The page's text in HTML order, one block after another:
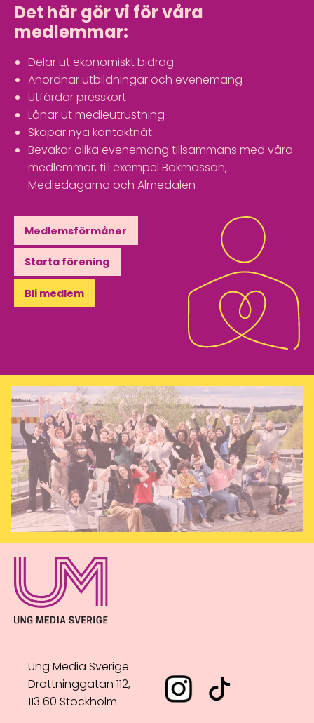
Det här gör vi för våra
medlemmar:
Delar ut ekonomiskt bidrag
Anordnar utbildningar och evenemang
Utfärdar presskort
Lånar ut medieutrustning
Skapar nya kontaktnät
Bevakar olika evenemang tillsammans med våra
medlemmar, till exempel Bokmässan,
Mediedagarna och Almedalen
Medlemsförmåner
Starta förening
Bli medlem
Ung Media Sverige
Drottninggatan 112,
113 60 Stockholm